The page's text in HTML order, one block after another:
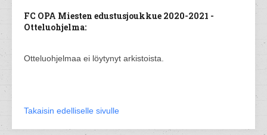
FC OPA Miesten edustusjoukkue 2020-2021 -
Otteluohjelma:
Otteluohjelmaa ei löytynyt arkistoista.
Takaisin edelliselle sivulle